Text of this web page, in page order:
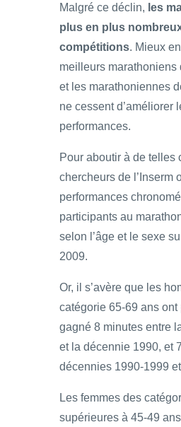
Malgré ce déclin, les
plus en plus
compétitions. Mieux
meilleurs marathoniens
et les marathoniennes
ne cessent d’améliorer
performances.
Pour aboutir à de telles
chercheurs de l’Inserm
performances
participants au
selon l’âge et le sexe
2009.
Or, il s’avère que les
catégorie 65-69 ans ont
gagné 8 minutes entre
et la décennie 1990, et
décennies 1990-1999
Les femmes des
supérieures à 45-49